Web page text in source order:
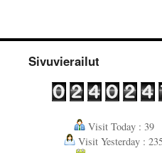
Sivuvierailut
Visit Today : 39
Visit Yesterday :